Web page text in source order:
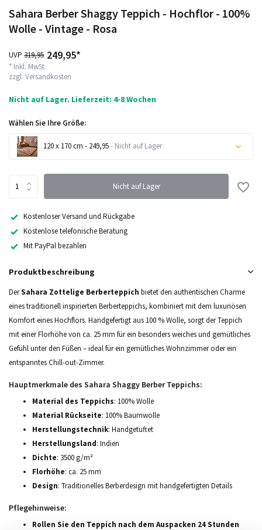
Sahara Berber Shaggy Teppich - Hochflor - 100%
Wolle - Vintage - Rosa
UVP 319,95 249,95*
* Inkl. MwSt.
zzgl. Versandkosten
Nicht auf Lager. Lieferzeit: 4-8 Wochen
Wählen Sie Ihre Größe:
120 x 170 cm - 249,95- Nicht auf Lager
Nicht auf Lager
Nicht auf Lager
Kostenloser Versand und Rückgabe
Kostenlose telefonische Beratung
Mit PayPal bezahlen
Produktbeschreibung
DerSahara Zottelige Berberteppich bietet den authentischen Charme
eines traditionell inspirierten Berberteppichs, kombiniert mit dem luxuriösen
Komfort eines Hochflors. Handgefertigt aus 100 % Wolle, sorgt der Teppich
mit einer Florhöhe von ca. 25 mm für ein besonders weiches und gemütliches
Gefühl unter den Füßen – ideal für ein gemütliches Wohnzimmer oder ein
entspanntes Chill-out-Zimmer.
Hauptmerkmale des Sahara Shaggy Berber Teppichs:
Material des Teppichs: 100% Wolle
Material Rückseite: 100% Baumwolle
Herstellungstechnik: Handgetuftet
Herstellungsland: Indien
Dichte: 3500 g/m²
Florhöhe: ca. 25 mm
Design: Traditionelles Berberdesign mit handgefertigten Details
Pflegehinweise:
Rollen Sie den Teppich nach dem Auspacken 24 Stunden